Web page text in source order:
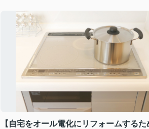
【自宅をオール電化にリフォームする